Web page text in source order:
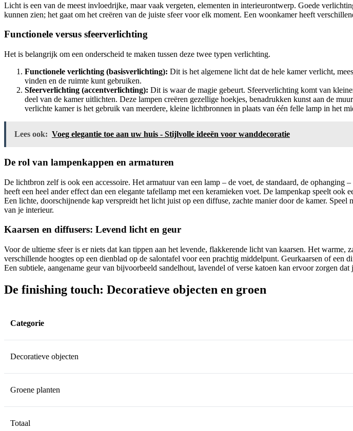
Licht is een van de meest invloedrijke, maar vaak vergeten, elementen in interieurontwerp. Goede
kunnen zien; het gaat om het creëren van de juiste sfeer voor elk moment. Een woonkamer heeft
Functionele versus sfeerverlichting
Het is belangrijk om een onderscheid te maken tussen deze twee typen verlichting.
Functionele verlichting (basisverlichting): Dit is het algemene licht dat de hele kamer verlicht,
vinden en de ruimte kunt gebruiken.
Sfeerverlichting (accentverlichting): Dit is waar de magie gebeurt. Sfeerverlichting komt van
deel van de kamer uitlichten. Deze lampen creëren gezellige hoekjes, benadrukken kunst aan de
verlichte kamer is het gebruik van meerdere, kleine lichtbronnen in plaats van één felle lamp in het
Lees ook: Voeg elegantie toe aan uw huis - Stijlvolle ideeën voor wanddecoratie
De rol van lampenkappen en armaturen
De lichtbron zelf is ook een accessoire. Het armatuur van een lamp – de voet, de standaard, de
heeft een heel ander effect dan een elegante tafellamp met een keramieken voet. De lampenkap speelt
Een lichte, doorschijnende kap verspreidt het licht juist op een diffuse, zachte manier door de kamer.
van je interieur.
Kaarsen en diffusers: Levend licht en geur
Voor de ultieme sfeer is er niets dat kan tippen aan het levende, flakkerende licht van kaarsen. Het
verschillende hoogtes op een dienblad op de salontafel voor een prachtig middelpunt. Geurkaarsen of
Een subtiele, aangename geur van bijvoorbeeld sandelhout, lavendel of verse katoen kan ervoor zorgen
De finishing touch: Decoratieve objecten en groen
Categorie
Decoratieve objecten
Groene planten
Totaal